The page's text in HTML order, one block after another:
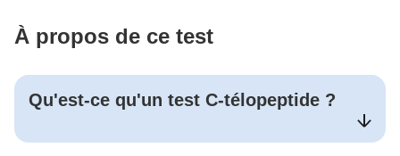
À propos de ce test
Qu'est-ce qu'un test C-télopeptide ?